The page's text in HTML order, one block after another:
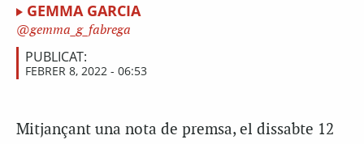
GEMMA GARCIA
gemma_g_fabrega
PUBLICAT:
FEBRER 8, 2022 - 06:53
Mitjançant una nota de premsa, el dissabte 12